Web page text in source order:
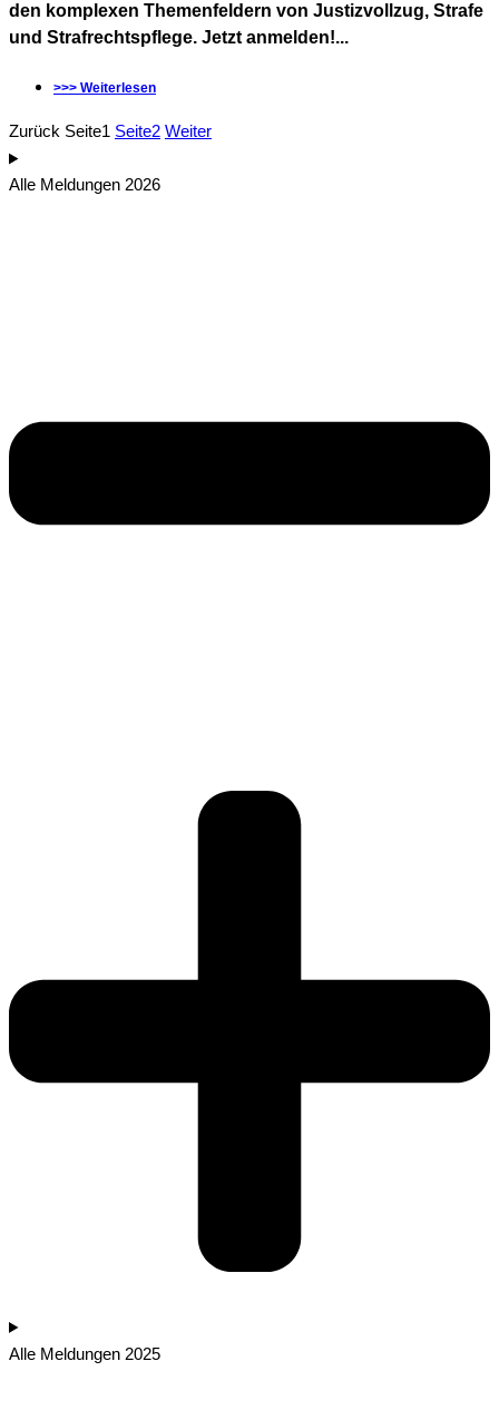
den komplexen Themenfeldern von Justizvollzug, Strafe
und Strafrechtspflege. Jetzt anmelden!...
>>> Weiterlesen
Zurück Seite1 Seite2 Weiter
Alle Meldungen 2026
Alle Meldungen 2025